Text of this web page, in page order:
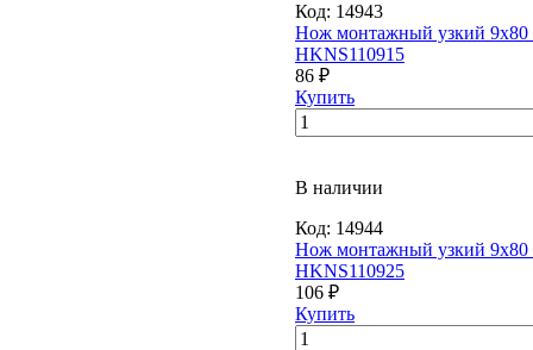
Код: 14943
Нож монтажный узкий
HKNS110915
86 ₽
Купить
В наличии
Код: 14944
Нож монтажный узкий
HKNS110925
106 ₽
Купить